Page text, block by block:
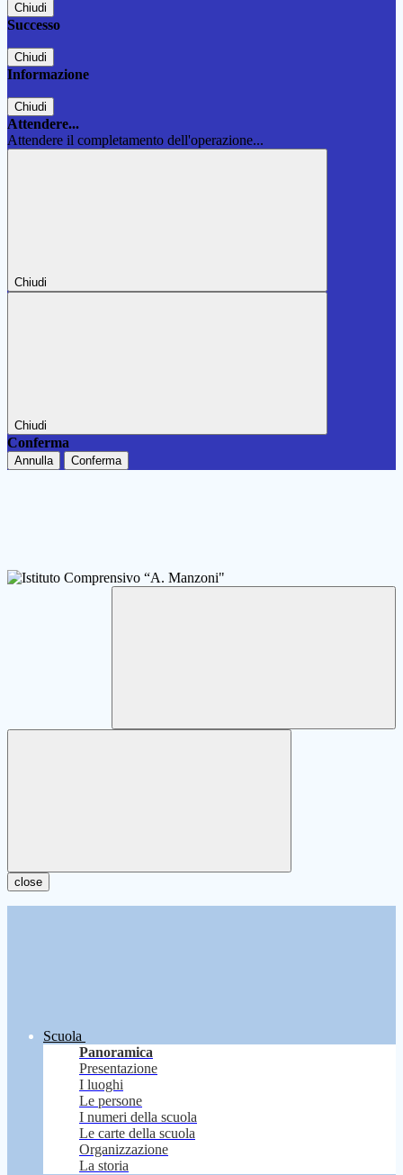
Chiudi
Successo
Chiudi
Informazione
Chiudi
Attendere...
Attendere il completamento dell'operazione...
Chiudi
Chiudi
Conferma
Annulla Conferma
close
Scuola
Panoramica
Presentazione
I luoghi
Le persone
I numeri della scuola
Le carte della scuola
Organizzazione
La storia